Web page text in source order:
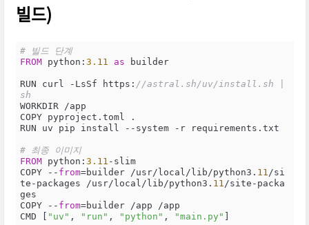
빌드)
# 빌드 단계
FROM python:3.11 as builder
RUN curl -LsSf https: //astral.sh/uv/install.sh |
sh
WORKDIR /app
COPY pyproject.toml .
RUN uv pip install --system -r requirements.txt
# 최종 이미지
FROM python:3.11 -slim
COPY -- from=builder /usr/local/lib/python3. 11/si
te-packages /usr/local/lib/python3. 11/site-packa
ges
COPY -- from=builder /app /app
CMD [
"uv" , "run" , "python" , "main.py"